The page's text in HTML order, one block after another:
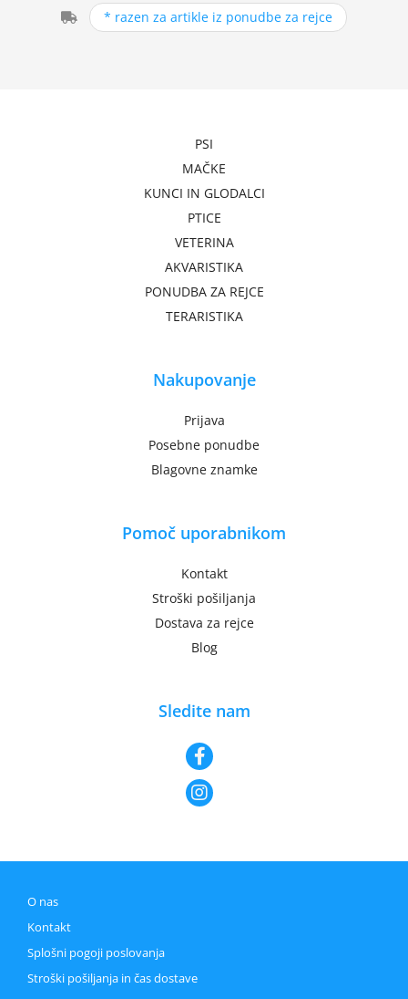
* razen za artikle iz ponudbe za rejce
PSI
MAČKE
KUNCI IN GLODALCI
PTICE
VETERINA
AKVARISTIKA
PONUDBA ZA REJCE
TERARISTIKA
Nakupovanje
Prijava
Posebne ponudbe
Blagovne znamke
Pomoč uporabnikom
Kontakt
Stroški pošiljanja
Dostava za rejce
Blog
Sledite nam
O nas
Kontakt
Splošni pogoji poslovanja
Stroški pošiljanja in čas dostave